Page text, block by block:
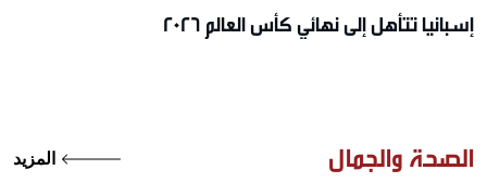
إسبانيا تتأهل إلى نهائي كأس العالم 2026
الصحة والجمال المزيد